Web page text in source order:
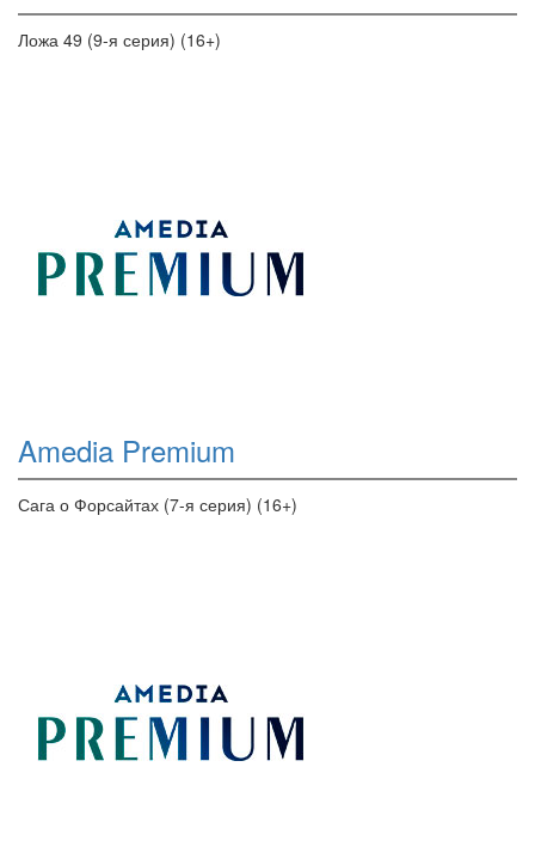
Ложа 49 (9-я серия) (16+)
Amedia Premium
Сага о Форсайтах (7-я серия) (16+)